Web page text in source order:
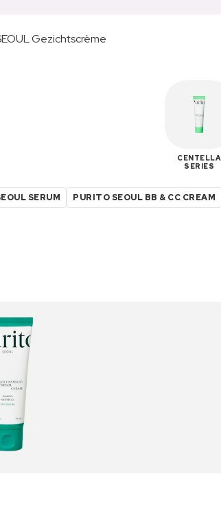
Gezichtscrème
CENTELLA
SERIES
SERUM PURITO SEOUL BB & CC CREAM